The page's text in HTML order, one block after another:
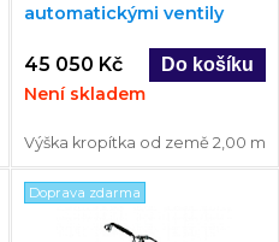
automatickými ventily
45 050 Kč
Není skladem
Výška kropítka od země 2,00 m
Doprava zdarma